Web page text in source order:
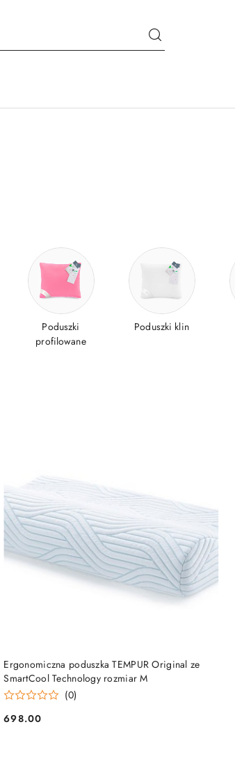
Poduszki
profilowane
Poduszki klin
Ergonomiczna poduszka TEMPUR Original ze
SmartCool Technology rozmiar M
(0)
Cena:
698.00
DO KOSZYKA